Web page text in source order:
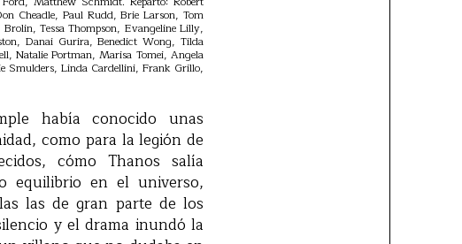
Cheadle, Paul Rudd, Brie Larson, Tom
Tessa Thompson, Evangeline Lilly,
Danai Gurira, Benedict Wong, Tilda
Natalie Portman, Marisa Tomei, Angela
Smulders, Linda Cardellini, Frank Grillo,
había conocido unas
como para la legión de
cómo Thanos salía
equilibrio en el universo,
las de gran parte de los
y el drama inundó la